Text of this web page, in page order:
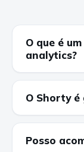
O que é
analytics?
O Shorty é
Posso